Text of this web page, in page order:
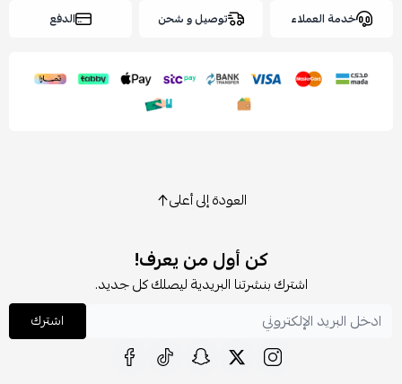
خدمة العملاء توصيل و شحن الدفع
العودة إلى أعلى
كن أول من يعرف!
اشترك بنشرتنا البريدية ليصلك كل جديد.
اشترك